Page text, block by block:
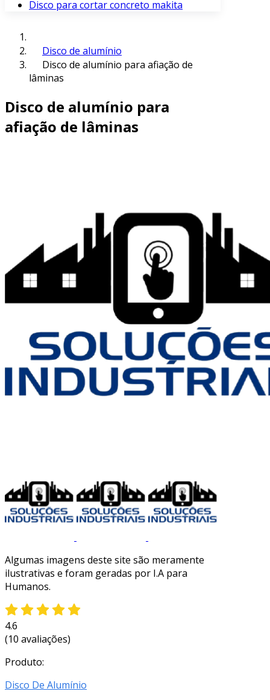
Disco para cortar concreto makita
Disco de alumínio
Disco de alumínio para afiação de
lâminas
Disco de alumínio para
afiação de lâminas
Algumas imagens deste site são meramente
ilustrativas e foram geradas por I.A para
Humanos.
4.6
(10 avaliações)
Produto:
Disco De Alumínio